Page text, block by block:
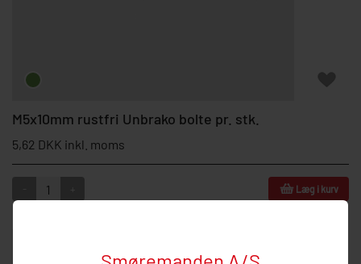
M5x10mm rustfri Unbrako bolte pr. stk.
5,62 DKK inkl. moms
Læg i kurv